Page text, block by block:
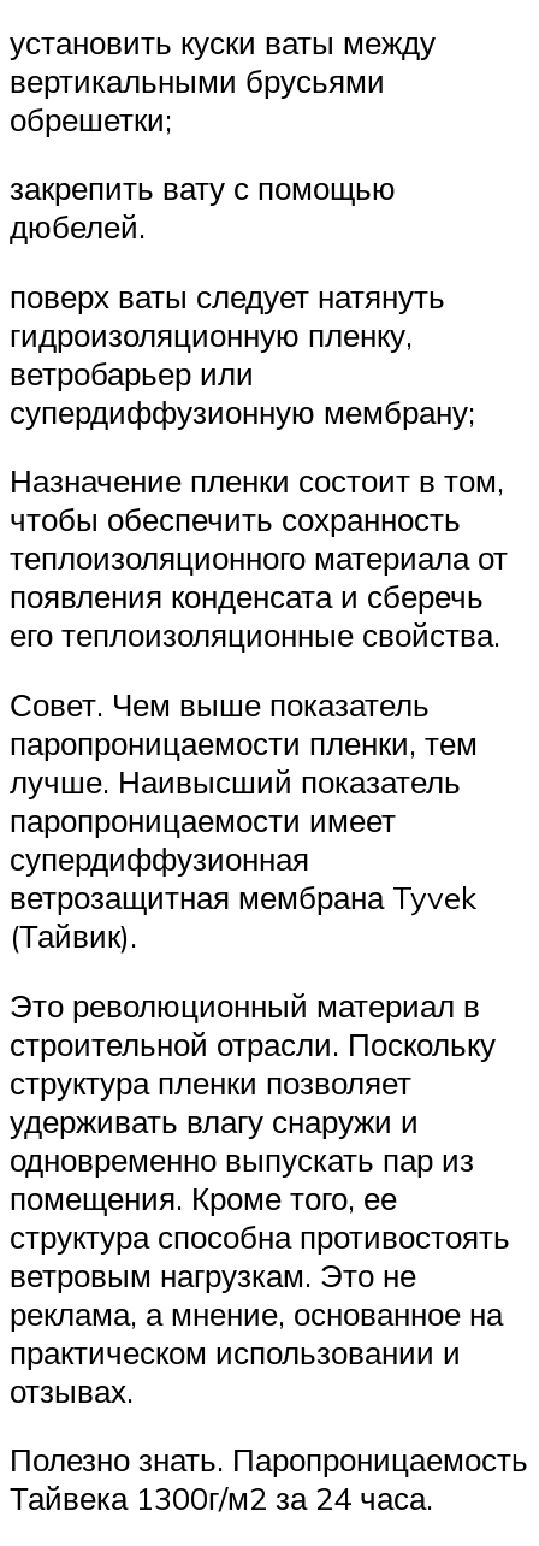
установить куски ваты между
вертикальными брусьями
обрешетки;
закрепить вату с помощью
дюбелей.
поверх ваты следует натянуть
гидроизоляционную пленку,
ветробарьер или
супердиффузионную мембрану;
Назначение пленки состоит в том,
чтобы обеспечить сохранность
теплоизоляционного материала от
появления конденсата и сберечь
его теплоизоляционные свойства.
Совет. Чем выше показатель
паропроницаемости пленки, тем
лучше. Наивысший показатель
паропроницаемости имеет
супердиффузионная
ветрозащитная мембрана Tyvek
(Тайвик).
Это революционный материал в
строительной отрасли. Поскольку
структура пленки позволяет
удерживать влагу снаружи и
одновременно выпускать пар из
помещения. Кроме того, ее
структура способна противостоять
ветровым нагрузкам. Это не
реклама, а мнение, основанное на
практическом использовании и
отзывах.
Полезно знать. Паропроницаемость
Тайвека 1300г/м2 за 24 часа.